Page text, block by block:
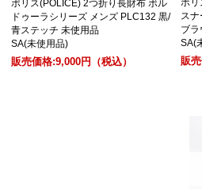
ポリス(POLICE) 2つ折り長財布 ボル
ドゥーラシリーズ メンズ PLC132 黒/
青ステッチ 未使用品
SA(未使用品)
販売価格:9,000円 （税込）
ポリ
ス
ブラ
SA(
販